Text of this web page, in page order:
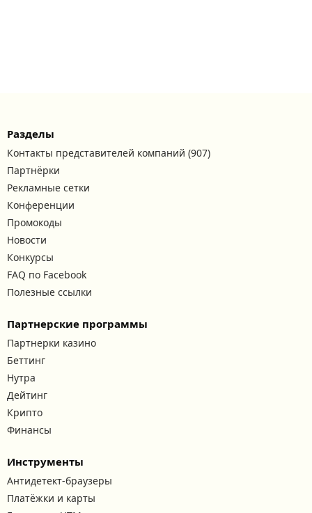
Разделы
Контакты представителей компаний (907)
Партнёрки
Рекламные сетки
Конференции
Промокоды
Новости
Конкурсы
FAQ по Facebook
Полезные ссылки
Партнерские программы
Партнерки казино
Беттинг
Нутра
Дейтинг
Крипто
Финансы
Инструменты
Антидетект-браузеры
Платёжки и карты